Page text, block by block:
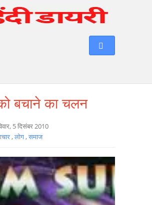
बचाने का चलन
5 दिसंबर 2010
,लोग,समाज